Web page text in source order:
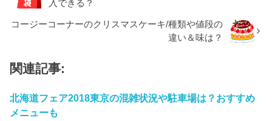
入できる？
コージーコーナーのクリスマスケーキ/種類や値段の
違い＆味は？
関連記事:
北海道フェア2018東京の混雑状況や駐車場は？おすすめ
メニューも